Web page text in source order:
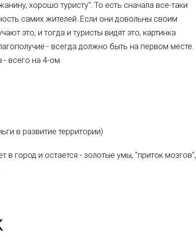
хорошо туристу". То есть сначала все-таки
самих жителей. Если они довольны своим
это, и тогда и туристы видят это, картинка
- всегда должно быть на первом месте.
- всего на 4-ом.
в развитие территории)
в город и остается - золотые умы, "приток мозгов",